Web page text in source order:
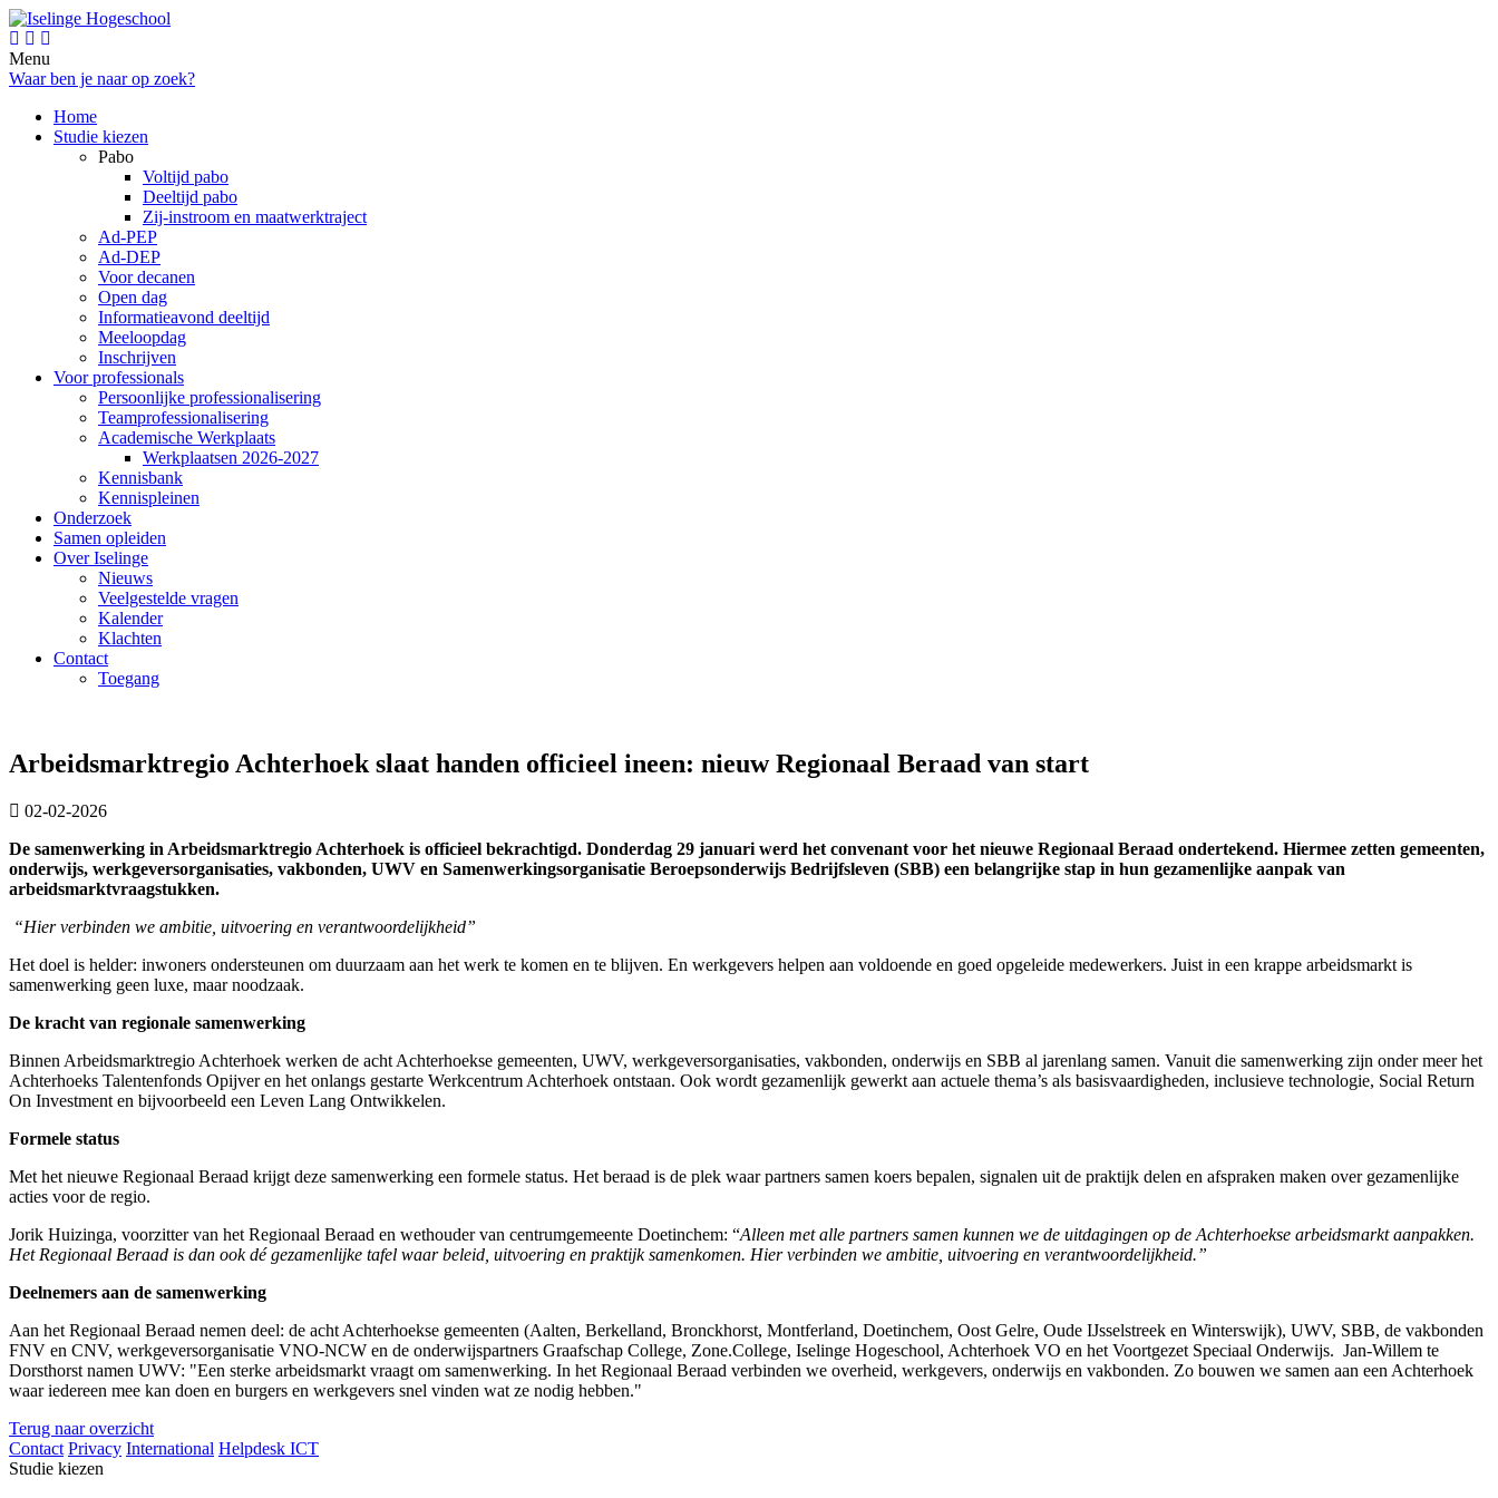
Menu
Waar ben je naar op zoek?
Home
Studie kiezen
Pabo
Voltijd pabo
Deeltijd pabo
Zij-instroom en maatwerktraject
Ad-PEP
Ad-DEP
Voor decanen
Open dag
Informatieavond deeltijd
Meeloopdag
Inschrijven
Voor professionals
Persoonlijke professionalisering
Teamprofessionalisering
Academische Werkplaats
Werkplaatsen 2026-2027
Kennisbank
Kennispleinen
Onderzoek
Samen opleiden
Over Iselinge
Nieuws
Veelgestelde vragen
Kalender
Klachten
Contact
Toegang
Arbeidsmarktregio Achterhoek slaat handen officieel ineen: nieuw Regionaal Beraad van start
02-02-2026
De samenwerking in Arbeidsmarktregio Achterhoek is officieel bekrachtigd. Donderdag 29 januari werd het convenant voor het nieuwe Regionaal Beraad ondertekend. Hiermee zetten gemeenten,
onderwijs, werkgeversorganisaties, vakbonden, UWV en Samenwerkingsorganisatie Beroepsonderwijs Bedrijfsleven (SBB) een belangrijke stap in hun gezamenlijke aanpak van
arbeidsmarktvraagstukken.
“Hier verbinden we ambitie, uitvoering en verantwoordelijkheid”
Het doel is helder: inwoners ondersteunen om duurzaam aan het werk te komen en te blijven. En werkgevers helpen aan voldoende en goed opgeleide medewerkers. Juist in een krappe arbeidsmarkt is
samenwerking geen luxe, maar noodzaak.
De kracht van regionale samenwerking
Binnen Arbeidsmarktregio Achterhoek werken de acht Achterhoekse gemeenten, UWV, werkgeversorganisaties, vakbonden, onderwijs en SBB al jarenlang samen. Vanuit die samenwerking zijn onder meer het
Achterhoeks Talentenfonds Opijver en het onlangs gestarte Werkcentrum Achterhoek ontstaan. Ook wordt gezamenlijk gewerkt aan actuele thema’s als basisvaardigheden, inclusieve technologie, Social Return
On Investment en bijvoorbeeld een Leven Lang Ontwikkelen.
Formele status
Met het nieuwe Regionaal Beraad krijgt deze samenwerking een formele status. Het beraad is de plek waar partners samen koers bepalen, signalen uit de praktijk delen en afspraken maken over gezamenlijke
acties voor de regio.
Jorik Huizinga, voorzitter van het Regionaal Beraad en wethouder van centrumgemeente Doetinchem: “Alleen met alle partners samen kunnen we de uitdagingen op de Achterhoekse arbeidsmarkt aanpakken.
Het Regionaal Beraad is dan ook dé gezamenlijke tafel waar beleid, uitvoering en praktijk samenkomen. Hier verbinden we ambitie, uitvoering en verantwoordelijkheid.”
Deelnemers aan de samenwerking
Aan het Regionaal Beraad nemen deel: de acht Achterhoekse gemeenten (Aalten, Berkelland, Bronckhorst, Montferland, Doetinchem, Oost Gelre, Oude IJsselstreek en Winterswijk), UWV, SBB, de vakbonden
FNV en CNV, werkgeversorganisatie VNO-NCW en de onderwijspartners Graafschap College, Zone.College, Iselinge Hogeschool, Achterhoek VO en het Voortgezet Speciaal Onderwijs. Jan-Willem te
Dorsthorst namen UWV: "Een sterke arbeidsmarkt vraagt om samenwerking. In het Regionaal Beraad verbinden we overheid, werkgevers, onderwijs en vakbonden. Zo bouwen we samen aan een Achterhoek
waar iedereen mee kan doen en burgers en werkgevers snel vinden wat ze nodig hebben."
Terug naar overzicht
Contact Privacy International Helpdesk ICT
Studie kiezen